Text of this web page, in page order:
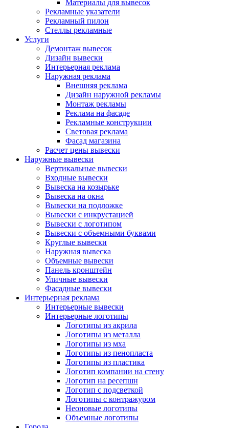
Материалы для вывесок
Рекламные указатели
Рекламный пилон
Стеллы рекламные
Услуги
Демонтаж вывесок
Дизайн вывески
Интерьерная реклама
Наружная реклама
Внешняя реклама
Дизайн наружной рекламы
Монтаж рекламы
Реклама на фасаде
Рекламные конструкции
Световая реклама
Фасад магазина
Расчет цены вывески
Наружные вывески
Вертикальные вывески
Входные вывески
Вывеска на козырьке
Вывеска на окна
Вывески на подложке
Вывески с инкрустацией
Вывески с логотипом
Вывески с объемными буквами
Круглые вывески
Наружная вывеска
Объемные вывески
Панель кронштейн
Уличные вывески
Фасадные вывески
Интерьерная реклама
Интерьерные вывески
Интерьерные логотипы
Логотипы из акрила
Логотипы из металла
Логотипы из мха
Логотипы из пенопласта
Логотипы из пластика
Логотип компании на стену
Логотип на ресепшн
Логотип с подсветкой
Логотипы с контражуром
Неоновые логотипы
Объемные логотипы